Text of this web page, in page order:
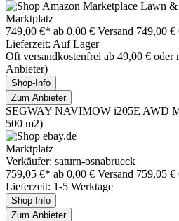
Marktplatz
749,00 €* ab 0,00 € Versand 749,00 €
Lieferzeit: Auf Lager
Oft versandkostenfrei ab 49,00 € oder
Anbieter)
Shop-Info
Zum Anbieter
SEGWAY NAVIMOW i205E AWD
500 m2)
Marktplatz
Verkäufer: saturn-osnabrueck
759,05 €* ab 0,00 € Versand 759,05 €
Lieferzeit: 1-5 Werktage
Shop-Info
Zum Anbieter